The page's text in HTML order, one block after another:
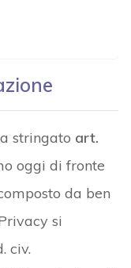
stringato art.
oggi di fronte
da ben
si
civ.